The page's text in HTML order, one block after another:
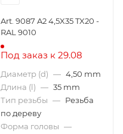
Art. 9087 A2 4,5X35 TX20 -
RAL 9010
Под заказ к 29.08
Диаметр (d) — 4,50 mm
Длина (l) — 35 mm
Тип резьбы — Резьба
по дереву
Форма головы —